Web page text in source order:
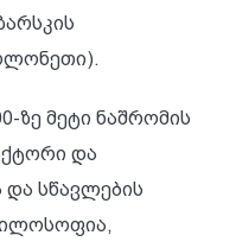
ზე მეტი ნაშრომის
და
სწავლების